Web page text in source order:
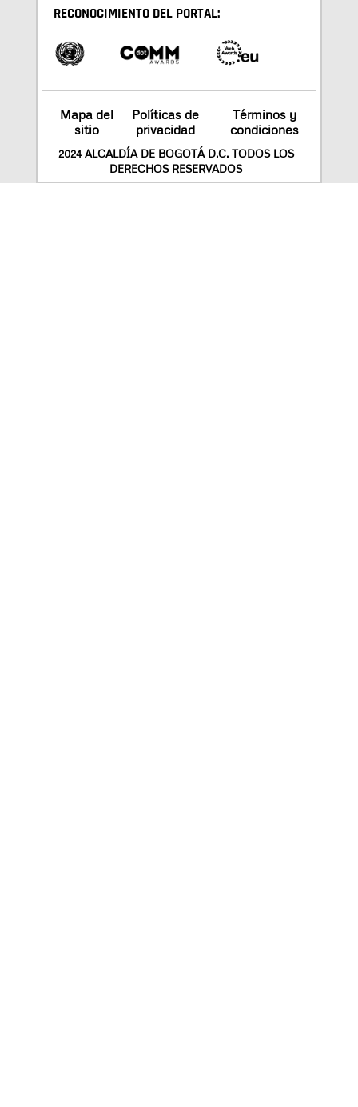
RECONOCIMIENTO DEL PORTAL:
Mapa del
sitio
Políticas de
privacidad
Términos y
condiciones
2024 ALCALDÍA DE BOGOTÁ D.C. TODOS LOS
DERECHOS RESERVADOS